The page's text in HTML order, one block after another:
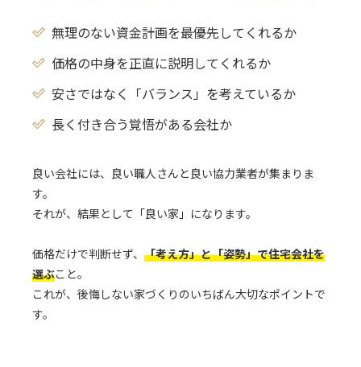
無理のない資金計画を最優先してくれるか
価格の中身を正直に説明してくれるか
安さではなく「バランス」を考えているか
長く付き合う覚悟がある会社か
良い会社には、良い職人さんと良い協力業者が集まりま
す。
それが、結果として「良い家」になります。
価格だけで判断せず、「考え方」と「姿勢」で住宅会社を
選ぶこと。
これが、後悔しない家づくりのいちばん大切なポイントで
す。